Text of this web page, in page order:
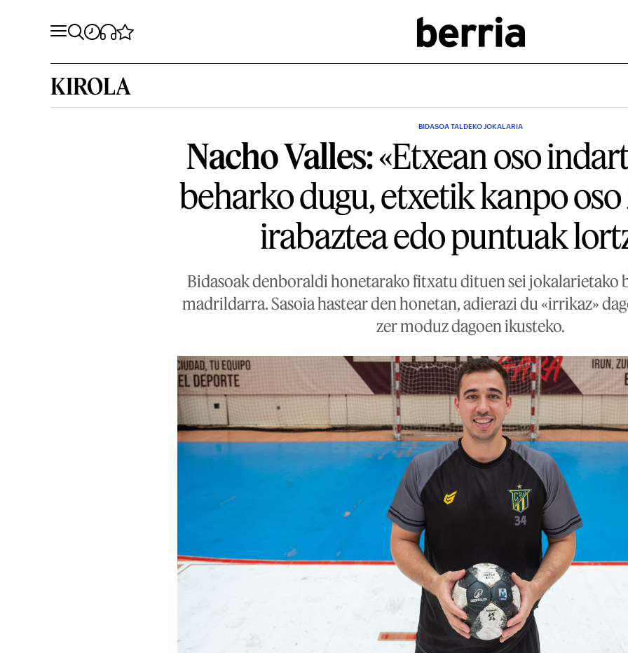
KIROLA
BIDASOA TALDEKO JOKALARIA
Nacho Valles:«Etxean oso
beharko dugu, etxetik kanpo
irabaztea edo puntuak
Bidasoak denboraldi honetarako fitxatu dituen sei jokalarietako
madrildarra. Sasoia hastear den honetan, adierazi du «irrikaz»
zer moduz dagoen ikusteko.